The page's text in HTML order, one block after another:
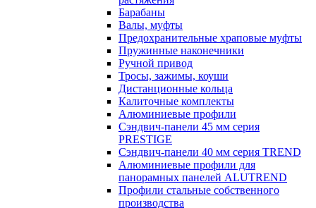
Барабаны
Валы, муфты
Предохранительные храповые муфты
Пружинные наконечники
Ручной привод
Тросы, зажимы, коуши
Дистанционные кольца
Калиточные комплекты
Алюминиевые профили
Сэндвич-панели 45 мм серия
PRESTIGE
Сэндвич-панели 40 мм серия TREND
Алюминиевые профили для
панорамных панелей ALUTREND
Профили стальные собственного
производства